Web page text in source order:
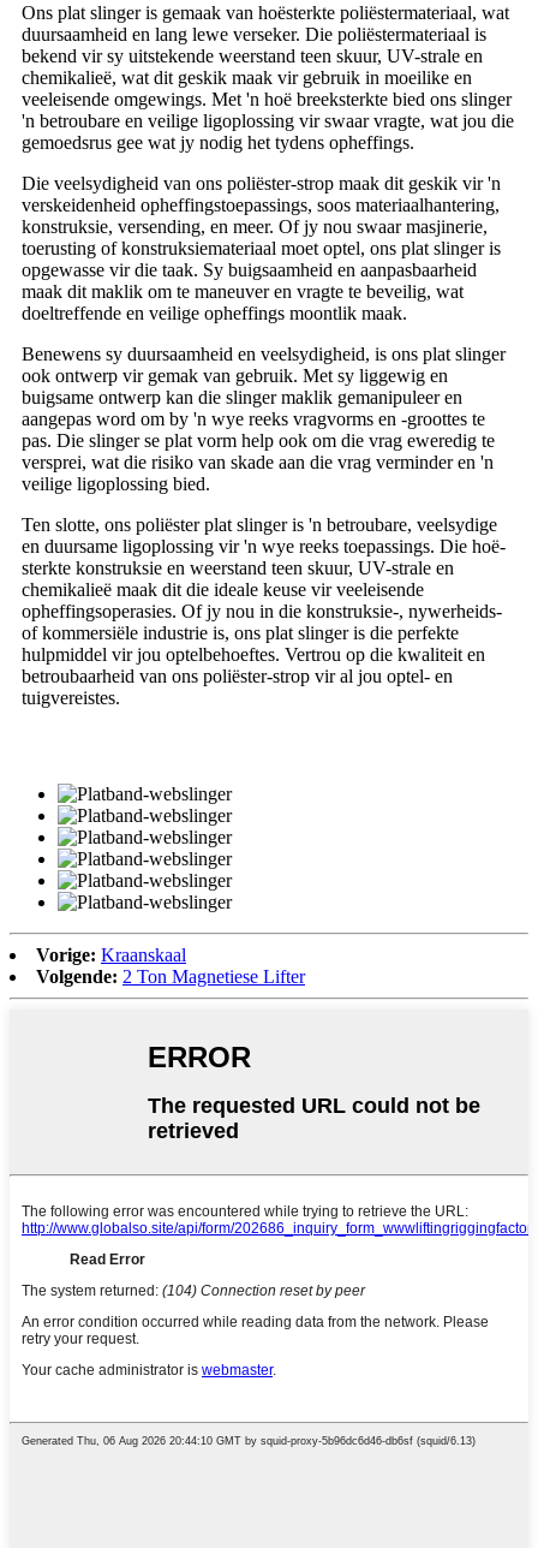
Ons plat slinger is gemaak van hoësterkte poliëstermateriaal, wat
duursaamheid en lang lewe verseker. Die poliëstermateriaal is
bekend vir sy uitstekende weerstand teen skuur, UV-strale en
chemikalieë, wat dit geskik maak vir gebruik in moeilike en
veeleisende omgewings. Met 'n hoë breeksterkte bied ons slinger
'n betroubare en veilige ligoplossing vir swaar vragte, wat jou die
gemoedsrus gee wat jy nodig het tydens opheffings.
Die veelsydigheid van ons poliëster-strop maak dit geskik vir 'n
verskeidenheid opheffingstoepassings, soos materiaalhantering,
konstruksie, versending, en meer. Of jy nou swaar masjinerie,
toerusting of konstruksiemateriaal moet optel, ons plat slinger is
opgewasse vir die taak. Sy buigsaamheid en aanpasbaarheid
maak dit maklik om te maneuver en vragte te beveilig, wat
doeltreffende en veilige opheffings moontlik maak.
Benewens sy duursaamheid en veelsydigheid, is ons plat slinger
ook ontwerp vir gemak van gebruik. Met sy liggewig en
buigsame ontwerp kan die slinger maklik gemanipuleer en
aangepas word om by 'n wye reeks vragvorms en -groottes te
pas. Die slinger se plat vorm help ook om die vrag eweredig te
versprei, wat die risiko van skade aan die vrag verminder en 'n
veilige ligoplossing bied.
Ten slotte, ons poliëster plat slinger is 'n betroubare, veelsydige
en duursame ligoplossing vir 'n wye reeks toepassings. Die hoë-
sterkte konstruksie en weerstand teen skuur, UV-strale en
chemikalieë maak dit die ideale keuse vir veeleisende
opheffingsoperasies. Of jy nou in die konstruksie-, nywerheids-
of kommersiële industrie is, ons plat slinger is die perfekte
hulpmiddel vir jou optelbehoeftes. Vertrou op die kwaliteit en
betroubaarheid van ons poliëster-strop vir al jou optel- en
tuigvereistes.
Vorige: Kraanskaal
Volgende: 2 Ton Magnetiese Lifter